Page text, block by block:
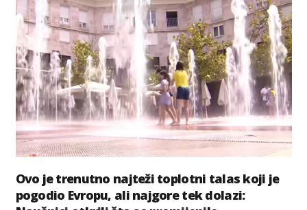
Ovo je trenutno najteži toplotni talas koji je
pogodio Evropu, ali najgore tek dolazi: